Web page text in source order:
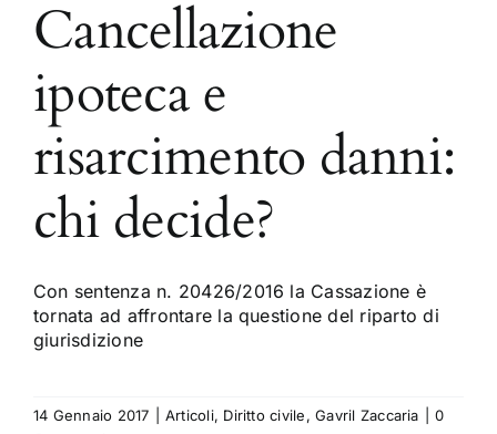
Cancellazione
ipoteca e
risarcimento danni:
chi decide?
Con sentenza n. 20426/2016 la Cassazione è
tornata ad affrontare la questione del riparto di
giurisdizione
14 Gennaio 2017 Articoli, Diritto civile,Gavril Zaccaria
0